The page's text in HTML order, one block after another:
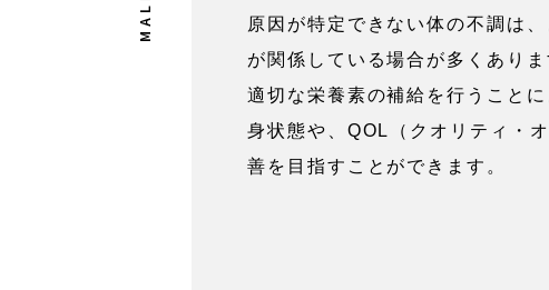
原因が特定できない体の不調は
が関係している場合が多くありま
適切な栄養素の補給を行うこと
身状態や、QOL（クオリティ・
善を目指すことができます。